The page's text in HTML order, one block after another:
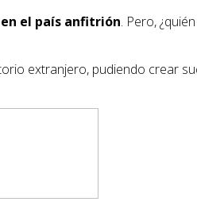
el país anfitrión. Pero,
extranjero, pudiendo crear